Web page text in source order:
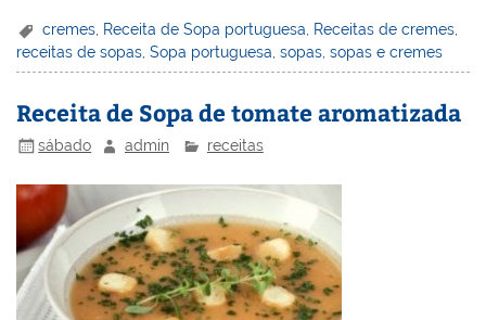
er
e
st
k
e
dI
n
c
e
b
o
k
itt
er
ai
l
h
o
o
M
l
t
ar
e
cremes Receita de Sopa portuguesa Receitas de cremes
receitas de sopas,Sopa portuguesa,sopas,sopas e cremes
Receita de Sopa de tomate aromatizada
sábado admin receitas